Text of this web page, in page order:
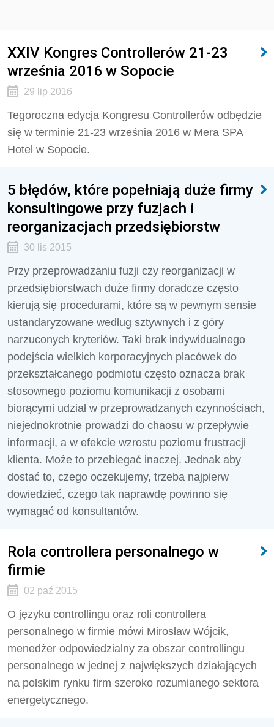
XXIV Kongres Controllerów 21-23
września 2016 w Sopocie
29 lip 2016
Tegoroczna edycja Kongresu Controllerów odbędzie
się w terminie 21-23 września 2016 w Mera SPA
Hotel w Sopocie.
5 błędów, które popełniają duże firmy
konsultingowe przy fuzjach i
reorganizacjach przedsiębiorstw
30 lis 2015
Przy przeprowadzaniu fuzji czy reorganizacji w
przedsiębiorstwach duże firmy doradcze często
kierują się procedurami, które są w pewnym sensie
ustandaryzowane według sztywnych i z góry
narzuconych kryteriów. Taki brak indywidualnego
podejścia wielkich korporacyjnych placówek do
przekształcanego podmiotu często oznacza brak
stosownego poziomu komunikacji z osobami
biorącymi udział w przeprowadzanych czynnościach,
niejednokrotnie prowadzi do chaosu w przepływie
informacji, a w efekcie wzrostu poziomu frustracji
klienta. Może to przebiegać inaczej. Jednak aby
dostać to, czego oczekujemy, trzeba najpierw
dowiedzieć, czego tak naprawdę powinno się
wymagać od konsultantów.
Rola controllera personalnego w
firmie
02 paź 2015
O języku controllingu oraz roli controllera
personalnego w firmie mówi Mirosław Wójcik,
menedżer odpowiedzialny za obszar controllingu
personalnego w jednej z największych działających
na polskim rynku firm szeroko rozumianego sektora
energetycznego.